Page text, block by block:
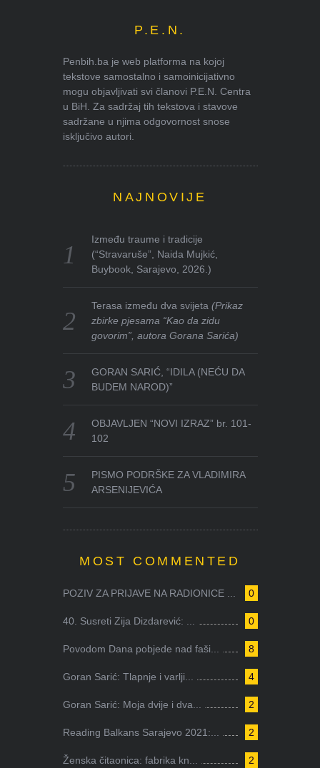
P.E.N.
Penbih.ba je web platforma na kojoj
tekstove samostalno i samoinicijativno
mogu objavljivati svi članovi P.E.N. Centra
u BiH. Za sadržaj tih tekstova i stavove
sadržane u njima odgovornost snose
isključivo autori.
NAJNOVIJE
Između traume i tradicije
(“Stravaruše”, Naida Mujkić,
Buybook, Sarajevo, 2026.)
Terasa između dva svijeta(Prikaz
zbirke pjesama “Kao da zidu
govorim”, autora Gorana Sarića)
GORAN SARIĆ, “IDILA (NEĆU DA
BUDEM NAROD)”
OBJAVLJEN “NOVI IZRAZ” br. 101-
102
PISMO PODRŠKE ZA VLADIMIRA
ARSENIJEVIĆA
MOST COMMENTED
0
POZIV ZA PRIJAVE NA RADIONICE ...
0
40. Susreti Zija Dizdarević: ...
8
Povodom Dana pobjede nad faši...
4
Goran Sarić: Tlapnje i varlji...
2
Goran Sarić: Moja dvije i dva...
2
Reading Balkans Sarajevo 2021:...
2
Ženska čitaonica: fabrika kn...